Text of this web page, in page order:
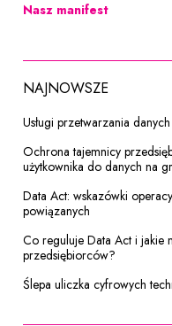
Nasz manifest
NAJNOWSZE
Usługi przetwarzania
Ochrona tajemnicy
użytkownika do danych na
Data Act: wskazówki
powiązanych
Co reguluje Data Act i jakie
przedsiębiorców?
Ślepa uliczka cyfrowych